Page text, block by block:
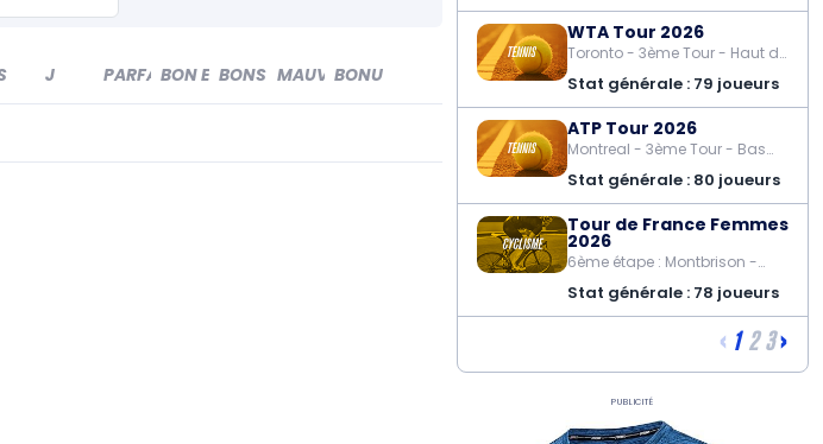
J PARFAITBON ECBONS MAUV BONUS
WTA Tour 2026
Toronto - 3ème Tour - Haut du
Stat générale : 79 joueurs
ATP Tour 2026
Montreal - 3ème Tour - Bas
Stat générale : 80 joueurs
Tour de France Femmes
2026
6ème étape : Montbrison -
Tournon sur Rhône
Stat générale : 78 joueurs
‹ 1 2 3 ›
Publicité